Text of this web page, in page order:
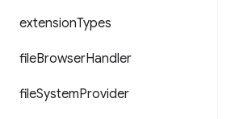
extensionTypes
fileBrowserHandler
fileSystemProvider